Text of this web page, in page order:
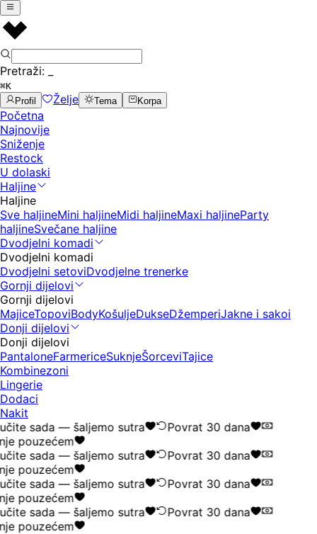
Pretraži:
⌘K
Profil
Želje Tema Korpa
Početna
Najnovije
Sniženje
Restock
U dolaski
Haljine
Haljine
Sve haljineMini haljineMidi haljineMaxi haljineParty
haljineSvečane haljine
Dvodjelni komadi
Dvodjelni komadi
Dvodjelni setoviDvodjelne trenerke
Gornji dijelovi
Gornji dijelovi
MajiceTopoviBodyKošuljeDukseDžemperiJakne i sakoi
Donji dijelovi
Donji dijelovi
PantaloneFarmericeSuknjeŠorceviTajice
Kombinezoni
Lingerie
Dodaci
Nakit
sada — šaljemo sutra
Povrat 30 dana
pouzećem
sada — šaljemo sutra
Povrat 30 dana
pouzećem
sada — šaljemo sutra
Povrat 30 dana
pouzećem
sada — šaljemo sutra
Povrat 30 dana
pouzećem